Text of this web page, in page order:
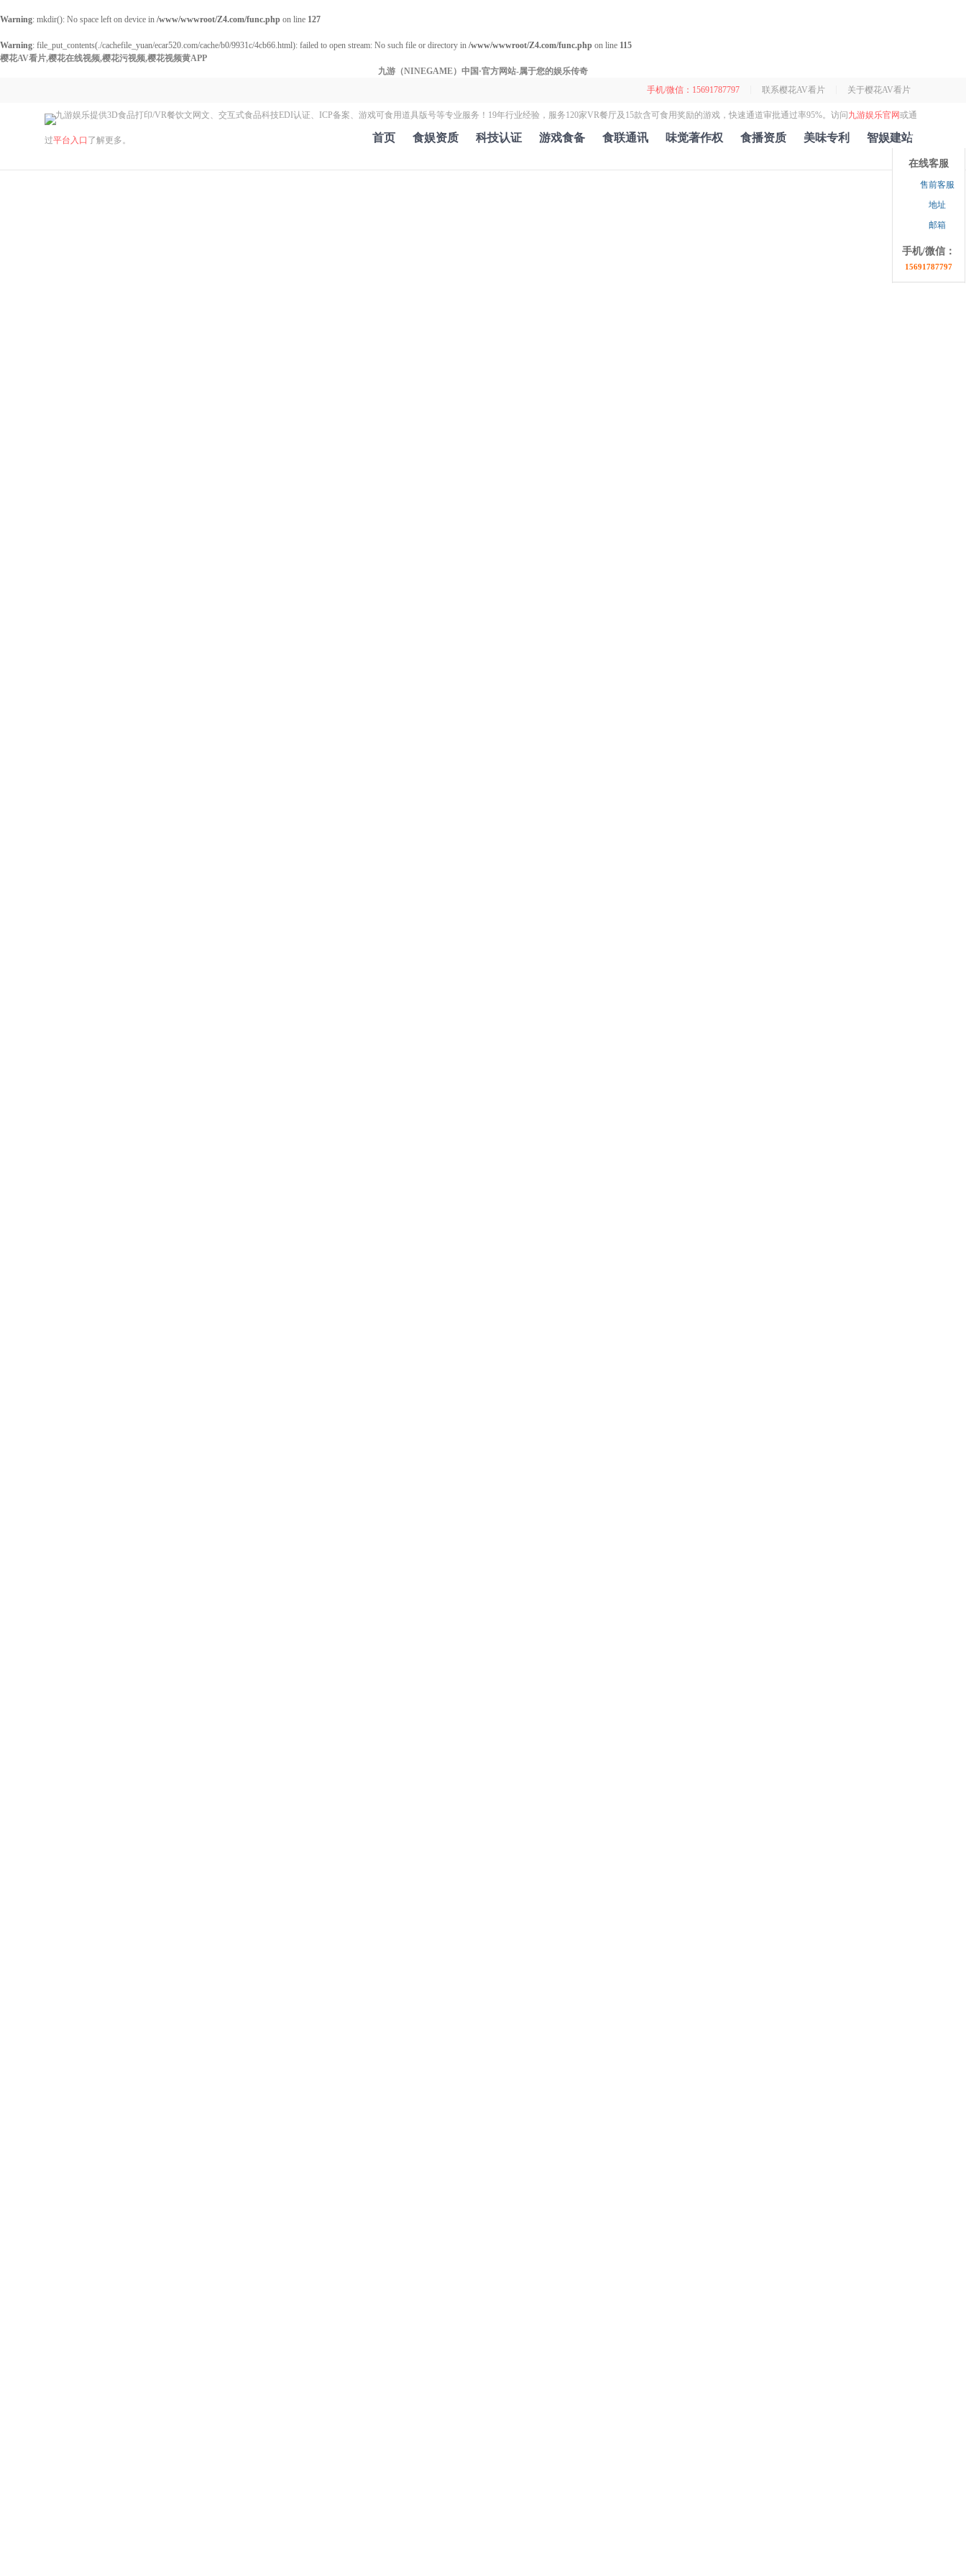
Warning: mkdir(): No space left on device in /www/wwwroot/Z4.com/func.php on line 127
Warning: file_put_contents(./cachefile_yuan/ecar520.com/cache/b0/9931c/4cb66.html): failed to open stream: No such file or directory in /www/wwwroot/Z4.com/func.php on line 115
樱花AV看片,樱花在线视频,樱花污视频,樱花视频黄APP
九游（NINEGAME）中国·官方网站-属于您的娱乐传奇
手机/微信：15691787797
联系樱花AV看片 关于樱花AV看片
九游娱乐提供3D食品打印/VR餐饮文网文、交互式食品科技EDI认证、ICP备案、游戏可食用道具版号等专业服务！19年行业经验，服务120家VR餐厅及15款含可食用奖励的游戏，快速通道审批通过率95%。访问 九游娱乐官网或通
过平台入口 了解更多。 首页 食娱资质 科技认证 游戏食备 食联通讯 味觉著作权 食播资质 美味专利 智娱建站点击收缩
在线客服
售前客服
地址
邮箱
手机/微信：
15691787797